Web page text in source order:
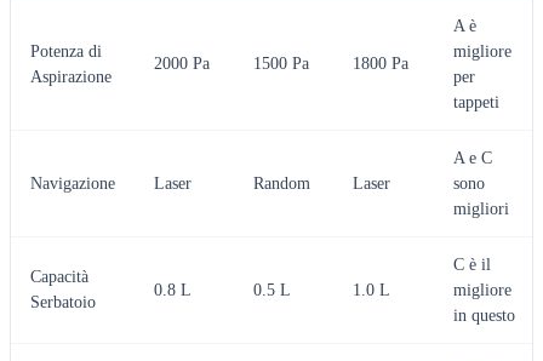
Potenza di
Aspirazione
2000 Pa 1500 Pa 1800 Pa
A è
migliore
per
tappeti
Navigazione Laser Random Laser
A e C
sono
migliori
Capacità
Serbatoio
0.8 L 0.5 L 1.0 L
C è il
migliore
in questo